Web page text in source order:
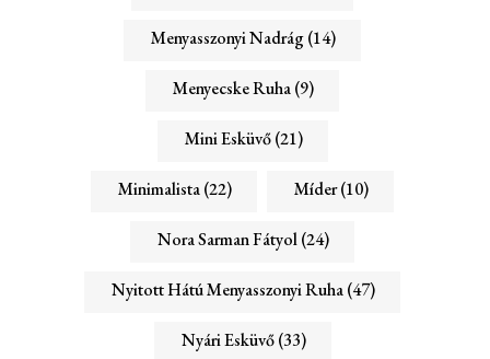
Menyasszonyi Nadrág(14)
Menyecske Ruha(9)
Mini Esküvő(21)
Minimalista(22) Míder(10)
Nora Sarman Fátyol(24)
Nyitott Hátú Menyasszonyi Ruha(47)
Nyári Esküvő(33)